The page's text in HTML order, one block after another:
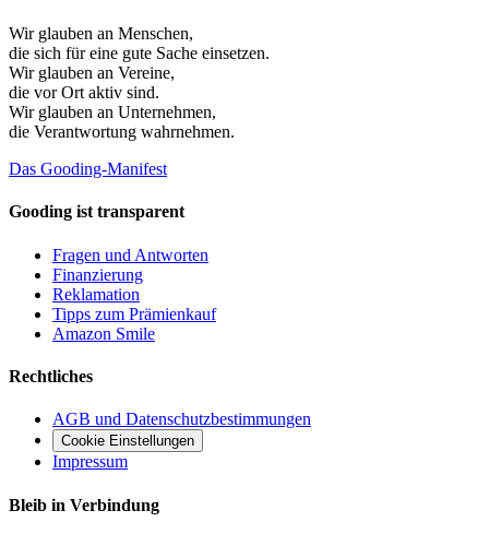
Wir glauben an Menschen,
die sich für eine gute Sache einsetzen.
Wir glauben an Vereine,
die vor Ort aktiv sind.
Wir glauben an Unternehmen,
die Verantwortung wahrnehmen.
Das Gooding-Manifest
Gooding ist transparent
Fragen und Antworten
Finanzierung
Reklamation
Tipps zum Prämienkauf
Amazon Smile
Rechtliches
AGB und Datenschutzbestimmungen
Cookie Einstellungen
Impressum
Bleib in Verbindung